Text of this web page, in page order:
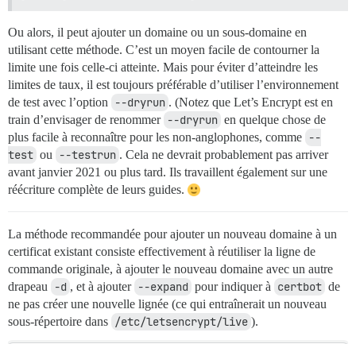
Ou alors, il peut ajouter un domaine ou un sous-domaine en
utilisant cette méthode. C’est un moyen facile de contourner la
limite une fois celle-ci atteinte. Mais pour éviter d’atteindre les
limites de taux, il est toujours préférable d’utiliser l’environnement
de test avec l’option
--dryrun . (Notez que Let’s Encrypt est en
train d’envisager de renommer --dryrun en quelque chose de
plus facile à reconnaître pour les non-anglophones, comme --
test ou --testrun . Cela ne devrait probablement pas arriver
avant janvier 2021 ou plus tard. Ils travaillent également sur une
réécriture complète de leurs guides.
La méthode recommandée pour ajouter un nouveau domaine à un
certificat existant consiste effectivement à réutiliser la ligne de
commande originale, à ajouter le nouveau domaine avec un autre
drapeau
-d , et à ajouter --expand pour indiquer à certbot de
ne pas créer une nouvelle lignée (ce qui entraînerait un nouveau
sous-répertoire dans /etc/letsencrypt/live ).